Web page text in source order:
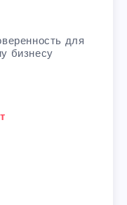
для
бизнесу